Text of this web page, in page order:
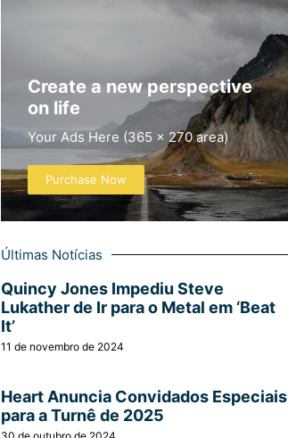
Create a new perspective
on life
Your Ads Here (365 x 270 area)
Purchase Now
Últimas Notícias
Quincy Jones Impediu Steve
Lukather de Ir para o Metal em ‘Beat
It’
11 de novembro de 2024
Heart Anuncia Convidados Especiais
para a Turnê de 2025